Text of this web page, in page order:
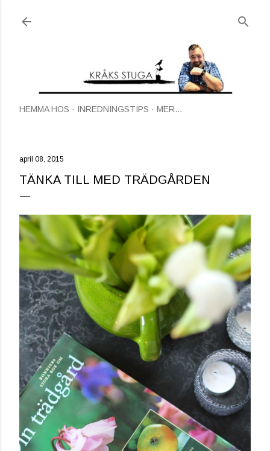
HEMMA HOS INREDNINGSTIPS MER…
april 08, 2015
TÄNKA TILL MED TRÄDGÅRDEN